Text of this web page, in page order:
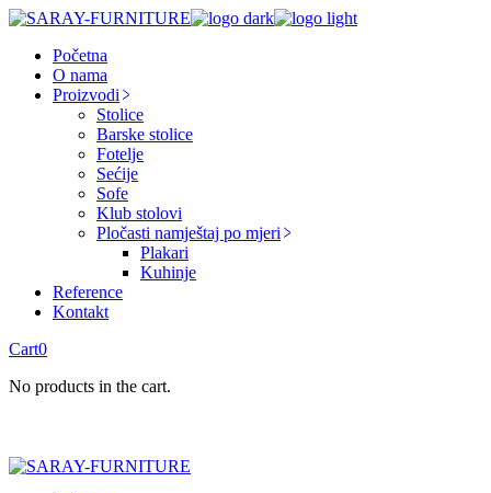
Skip
content
Početna
O nama
Proizvodi
Stolice
Barske stolice
Fotelje
Sećije
Sofe
Klub stolovi
Pločasti namještaj po mjeri
Plakari
Kuhinje
Reference
Kontakt
Cart0
No products in the cart.